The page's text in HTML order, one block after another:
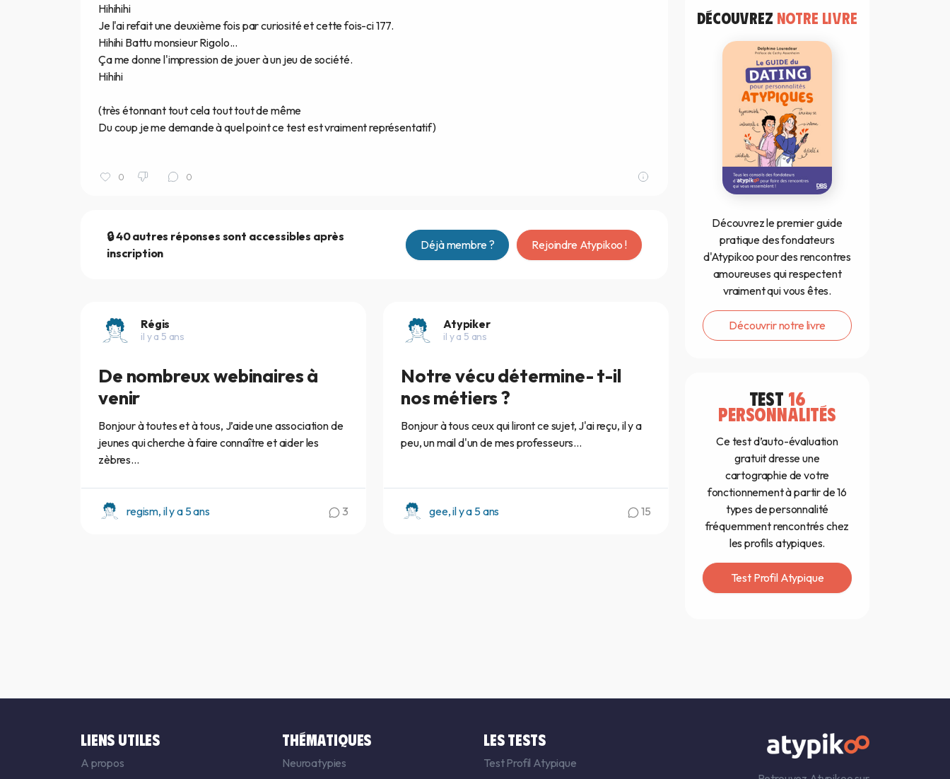
Hihihihi
Je l'ai refait une deuxième fois par curiosité et cette fois-ci 177.
Hihihi Battu monsieur Rigolo...
Ça me donne l'impression de jouer à un jeu de société.
Hihihi
(très étonnant tout cela tout tout de même
Du coup je me demande à quel point ce test est vraiment représentatif)
0 0
🔒 40 autres réponses sont accessibles après
inscription
Déjà membre ? Rejoindre Atypikoo !
Régis
il y a 5 ans
De nombreux webinaires à
venir
Bonjour à toutes et à tous, J’aide une association de
jeunes qui cherche à faire connaître et aider les
zèbres...
regism, il y a 5 ans 3
Atypiker
il y a 5 ans
Notre vécu détermine- t-il
nos métiers ?
Bonjour à tous ceux qui liront ce sujet, J'ai reçu, il y a
peu, un mail d'un de mes professeurs...
gee, il y a 5 ans 15
DÉCOUVREZ NOTRE LIVRE
Découvrez le premier guide
pratique des fondateurs
d'Atypikoo pour des rencontres
amoureuses qui respectent
vraiment qui vous êtes.
Découvrir notre livre
TEST 16
PERSONNALITÉS
Ce test d’auto-évaluation
gratuit dresse une
cartographie de votre
fonctionnement à partir de 16
types de personnalité
fréquemment rencontrés chez
les profils atypiques.
Test Profil Atypique
LIENS UTILES
A propos
THÉMATIQUES
Neuroatypies
LES TESTS
Test Profil Atypique